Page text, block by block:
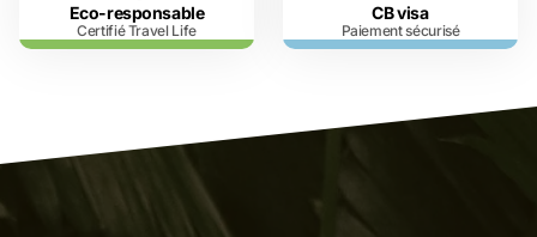
Eco-responsable
Certifié Travel Life
CB visa
Paiement sécurisé